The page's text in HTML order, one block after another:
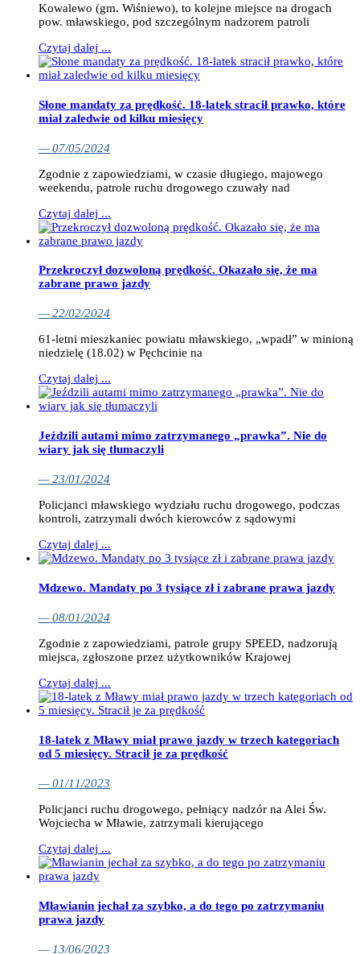
Kowalewo (gm. Wiśniewo), to kolejne miejsce na drogach
pow. mławskiego, pod szczególnym nadzorem patroli
Czytaj dalej ...
Słone mandaty za prędkość. 18-latek stracił prawko, które
miał zaledwie od kilku miesięcy
— 07/05/2024
Zgodnie z zapowiedziami, w czasie długiego, majowego
weekendu, patrole ruchu drogowego czuwały nad
Czytaj dalej ...
Przekroczył dozwoloną prędkość. Okazało się, że ma
zabrane prawo jazdy
— 22/02/2024
61-letni mieszkaniec powiatu mławskiego, „wpadł” w minioną
niedzielę (18.02) w Pęchcinie na
Czytaj dalej ...
Jeździli autami mimo zatrzymanego „prawka”. Nie do
wiary jak się tłumaczyli
— 23/01/2024
Policjanci mławskiego wydziału ruchu drogowego, podczas
kontroli, zatrzymali dwóch kierowców z sądowymi
Czytaj dalej ...
Mdzewo. Mandaty po 3 tysiące zł i zabrane prawa jazdy
— 08/01/2024
Zgodnie z zapowiedziami, patrole grupy SPEED, nadzorują
miejsca, zgłoszone przez użytkowników Krajowej
Czytaj dalej ...
18-latek z Mławy miał prawo jazdy w trzech kategoriach
od 5 miesięcy. Stracił je za prędkość
— 01/11/2023
Policjanci ruchu drogowego, pełniący nadzór na Alei Św.
Wojciecha w Mławie, zatrzymali kierującego
Czytaj dalej ...
Mławianin jechał za szybko, a do tego po zatrzymaniu
prawa jazdy
— 13/06/2023